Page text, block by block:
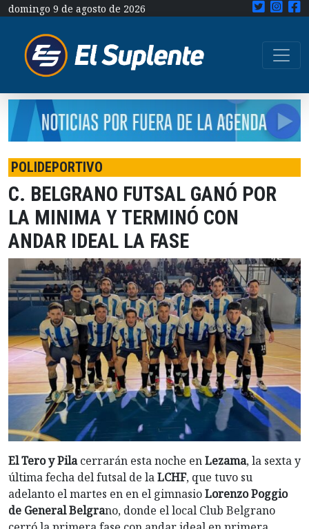
domingo 9 de agosto de 2026
POLIDEPORTIVO
C. BELGRANO FUTSAL GANÓ POR
LA MINIMA Y TERMINÓ CON
ANDAR IDEAL LA FASE
El Tero y Pilacerrarán esta noche enLezama, la sexta y
última fecha del futsal de laLCHF, que tuvo su
adelanto el martes en en el gimnasioLorenzo Poggio
de General Belgrano, donde el local Club Belgrano